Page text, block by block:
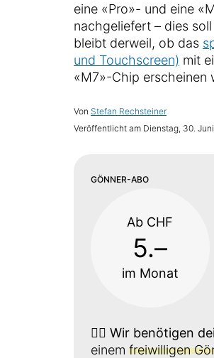
eine «Pro»- und eine
nachgeliefert – dies
bleibt derweil, ob das
und Touchscreen) mit
«M7»-Chip erscheinen
Von Stefan Rechsteiner
Veröffentlicht am Dienstag, 30.
GÖNNER-ABO
Ab CHF
5.–
im Monat
👉🏼 Wir benötigen
einem freiwilligen